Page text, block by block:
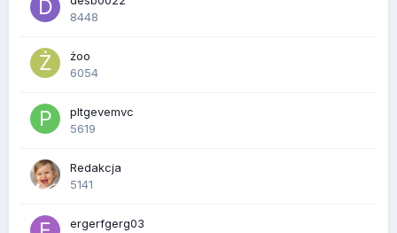
8448
żoo
6054
pltgevemvc
5619
Redakcja
5141
ergerfgerg03